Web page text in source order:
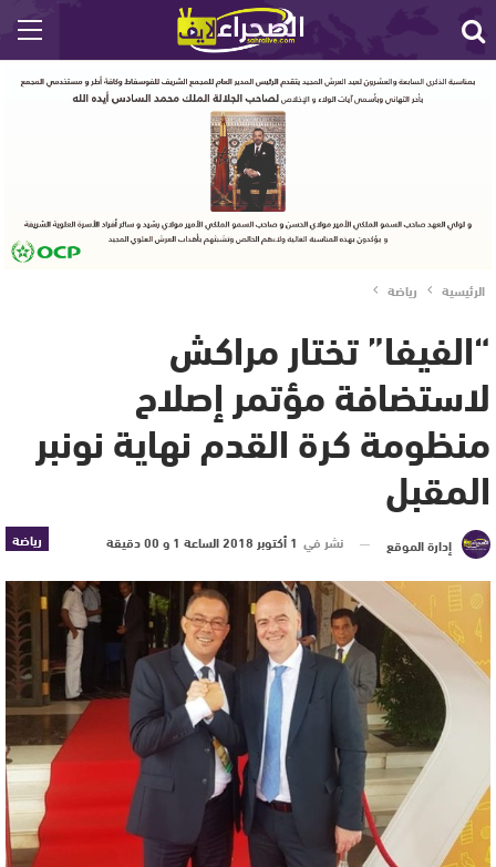
الرئيسية رياضة
“الفيفا” تختار مراكش
لاستضافة مؤتمر إصلاح
منظومة كرة القدم نهاية نونبر
المقبل
رياضة إدارة الموقع نشر في 1 أكتوبر 2018 الساعة 1 و 00 دقيقة